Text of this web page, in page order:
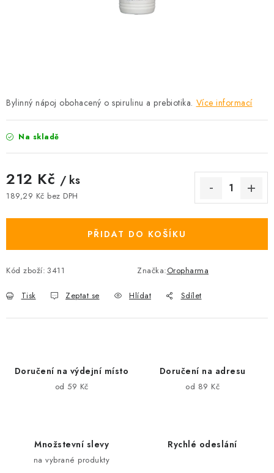
VÝPRODEJ
ZNAČKY
Detail objednávky
Obchodní podmínky
Mapa serveru Kontakt
Bylinný nápoj obohacený o spirulinu a prebiotika. Více informací
Na skladě
212 Kč / ks
189,29 Kč bez DPH
PŘIDAT DO KOŠÍKU
Kód zboží: 3411 Značka:Oropharma
Tisk Zeptat se Hlídat Sdílet
Doručení na výdejní místo
od 59 Kč
Doručení na adresu
od 89 Kč
Množstevní slevy
na vybrané produkty
Rychlé odeslání